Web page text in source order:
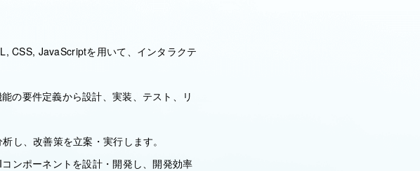
CSS, JavaScriptを用いて、インタラクテ
の要件定義から設計、実装、テスト、リ
し、改善策を立案・実行します。
ンポーネントを設計・開発し、開発効率